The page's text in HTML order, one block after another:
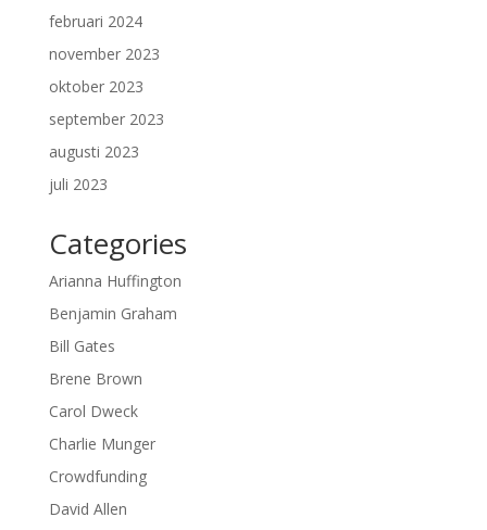
februari 2024
november 2023
oktober 2023
september 2023
augusti 2023
juli 2023
Categories
Arianna Huffington
Benjamin Graham
Bill Gates
Brene Brown
Carol Dweck
Charlie Munger
Crowdfunding
David Allen